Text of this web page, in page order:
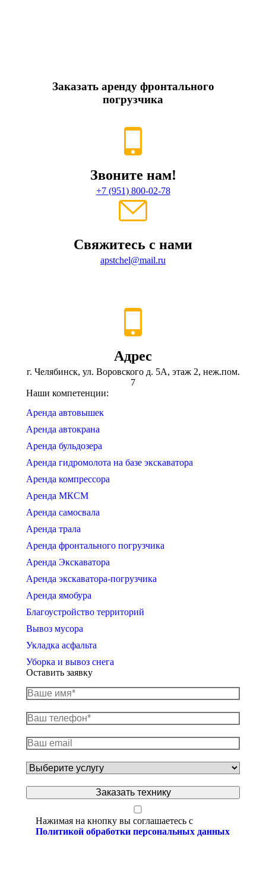
Заказать аренду фронтального
погрузчика
Звоните нам!
+7 (951) 800-02-78
Свяжитесь с нами
apstchel@mail.ru
Адрес
г. Челябинск, ул. Воровского д. 5А, этаж 2, неж.пом.
7
Наши компетенции:
Аренда автовышек
Аренда автокрана
Аренда бульдозера
Аренда гидромолота на базе экскаватора
Аренда компрессора
Аренда МКСМ
Аренда самосвала
Аренда трала
Аренда фронтального погрузчика
Аренда Экскаватора
Аренда экскаватора-погрузчика
Аренда ямобура
Благоустройство территорий
Вывоз мусора
Укладка асфальта
Уборка и вывоз снега
Оставить заявку
Нажимая на кнопку вы соглашаетесь с
Политикой обработки персональных данных